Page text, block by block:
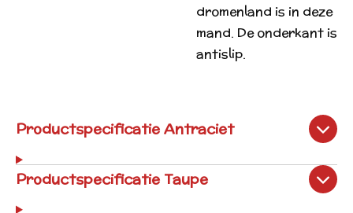
dromenland is in deze
mand. De onderkant is
antislip.
Productspecificatie Antraciet
Productspecificatie Taupe